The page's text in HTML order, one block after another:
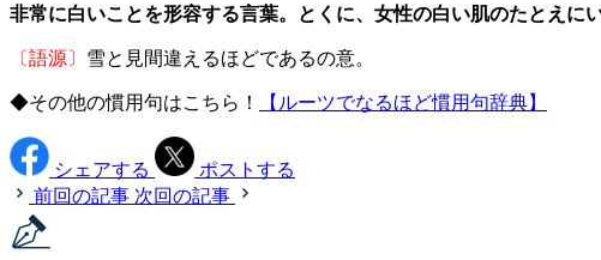
非常に白いことを形容する言葉。とくに、女性の白い肌のたとえに
〔語源〕 雪と見間違えるほどであるの意。
◆その他の慣用句はこちら！ 【ルーツでなるほど慣用句辞典】
シェアする
ポストする
前回の記事 次回の記事